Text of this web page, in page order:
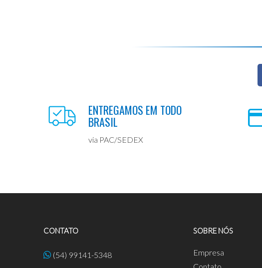
ENTREGAMOS EM TODO
BRASIL
via PAC/SEDEX
CONTATO
(54) 99141-5348
SOBRE NÓS
Empresa